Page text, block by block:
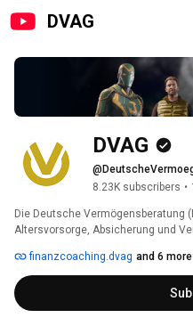
DVAG
DVAG
8.23K subscribers •
Die Deutsche Vermögensberatung
Altersvorsorge, Absicherung und
finanzcoaching.dvag and 6